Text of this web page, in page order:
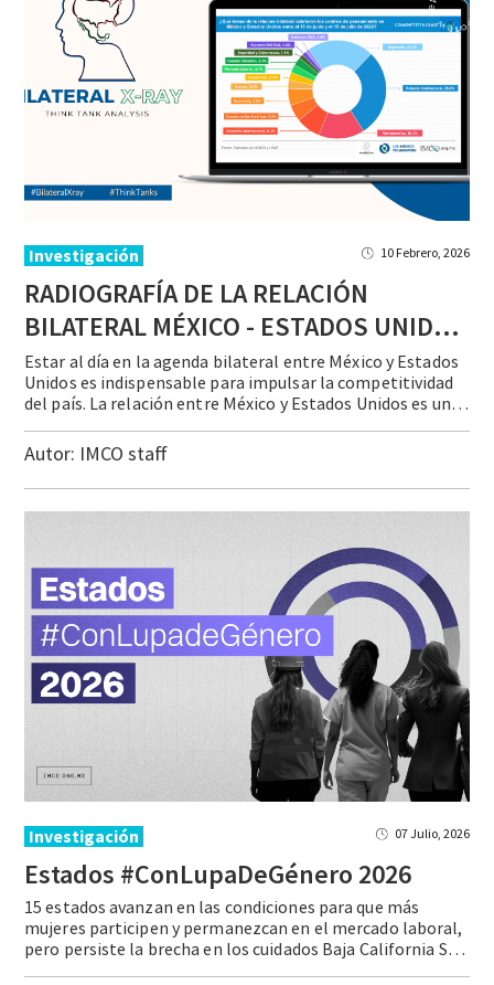
Investigación 10 Febrero, 2026
RADIOGRAFÍA DE LA RELACIÓN
BILATERAL MÉXICO - ESTADOS UNIDOS 2026
Estar al día en la agenda bilateral entre México y Estados
Unidos es indispensable para impulsar la competitividad
del país. La relación entre México y Estados Unidos es una relación compleja que abarca una gran cantidad de temas que evolucionan constantemente y que necesitan un seguimiento continuo. Algunos ejemplos son el T-MEC, los temas migratorios … Continue reading RADIOGRAFÍA DE LA RELACIÓN BILATERAL MÉXICO – ESTADOS UNIDOS 2026
Autor: IMCO staff
Investigación 07 Julio, 2026
Estados #ConLupaDeGénero 2026
15 estados avanzan en las condiciones para que más
mujeres participen y permanezcan en el mercado laboral,
pero persiste la brecha en los cuidados Baja California Sur encabeza la quinta edición de Estados #ConLupaDeGénero, mientras que Oaxaca ocupa el último lugar por segundo año consecutivo. Los cuidados siguen siendo la principal barrera para la participación … Continue reading Estados #ConLupaDeGénero 2026